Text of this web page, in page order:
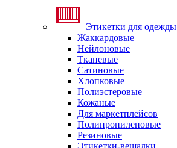
Этикетки для одежды
Жаккардовые
Нейлоновые
Тканевые
Сатиновые
Хлопковые
Полиэстеровые
Кожаные
Для маркетплейсов
Полипропиленовые
Резиновые
Этикетки-вешалки